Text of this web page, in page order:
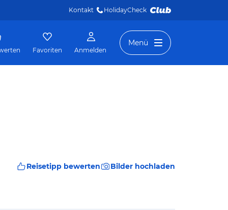
Kontakt HolidayCheck
Favoriten Anmelden
Menü
Reisetipp bewerten Bilder hochladen